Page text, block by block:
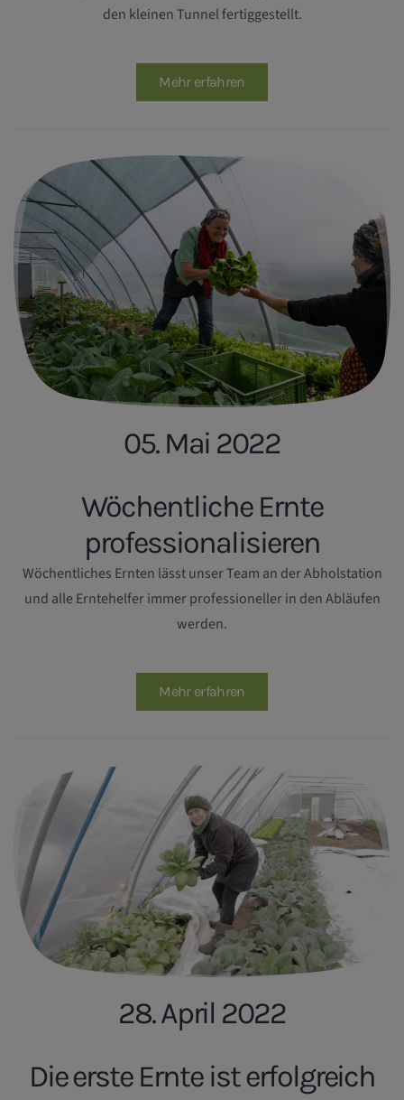
den kleinen Tunnel fertiggestellt.
Mehr erfahren
05. Mai 2022
Wöchentliche Ernte
professionalisieren
Wöchentliches Ernten lässt unser Team an der Abholstation
und alle Erntehelfer immer professioneller in den Abläufen
werden.
Mehr erfahren
28. April 2022
Die erste Ernte ist erfolgreich